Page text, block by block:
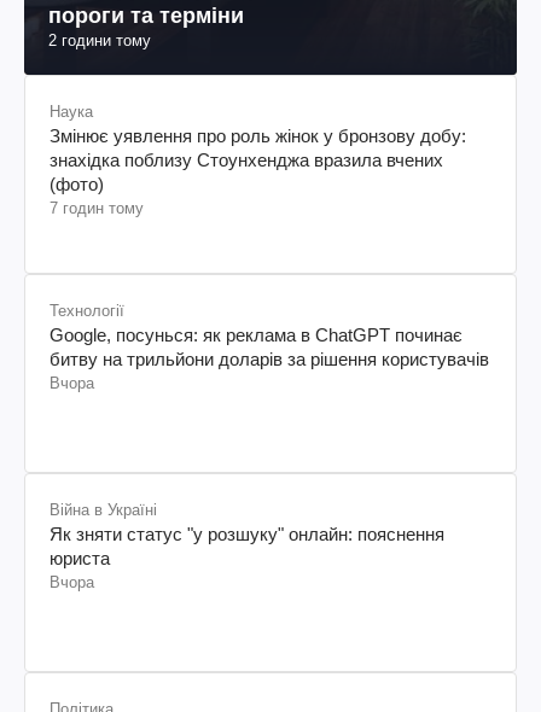
пороги та терміни
2 години тому
Наука
Змінює уявлення про роль жінок у бронзову добу:
знахідка поблизу Стоунхенджа вразила вчених
(фото)
7 годин тому
Технології
Google, посунься: як реклама в ChatGPT починає
битву на трильйони доларів за рішення користувачів
Вчора
Війна в Україні
Як зняти статус "у розшуку" онлайн: пояснення
юриста
Вчора
Політика